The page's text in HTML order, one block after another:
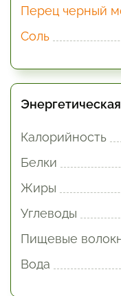
Перец черный
Соль
Калорийность
Белки
Жиры
Углеводы
Пищевые
Вода